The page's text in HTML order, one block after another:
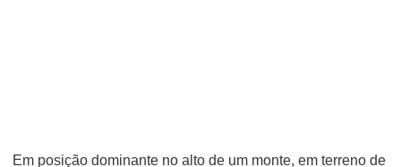
Em posição dominante no alto de um monte, em terreno de